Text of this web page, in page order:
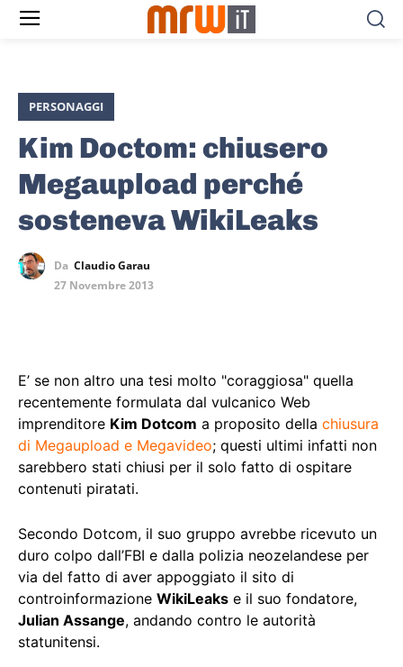
PERSONAGGI
Kim Doctom: chiusero
Megaupload perché
sosteneva WikiLeaks
Da Claudio Garau
27 Novembre 2013
E’ se non altro una tesi molto "coraggiosa" quella
recentemente formulata dal vulcanico Web
imprenditore Kim Dotcom a proposito della chiusura
di Megaupload e Megavideo; questi ultimi infatti non
sarebbero stati chiusi per il solo fatto di ospitare
contenuti piratati.
Secondo Dotcom, il suo gruppo avrebbe ricevuto un
duro colpo dall’FBI e dalla polizia neozelandese per
via del fatto di aver appoggiato il sito di
controinformazione WikiLeaks e il suo fondatore,
Julian Assange, andando contro le autorità
statunitensi.